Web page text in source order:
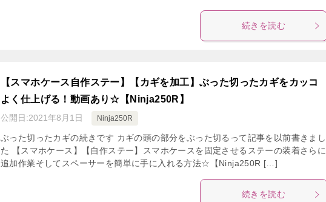
続きを読む
【スマホケース自作ステー】【カギを加工】ぶった切ったカギをカッコ
よく仕上げる！動画あり☆【Ninja250R】
公開日:2021年8月1日 Ninja250R
ぶった切ったカギの続きです カギの頭の部分をぶった切るって記事を以前書きまし
た 【スマホケース】【自作ステー】スマホケースを固定させるステーの装着さらに
追加作業そしてスペーサーを簡単に手に入れる方法☆【Ninja250R […]
続きを読む